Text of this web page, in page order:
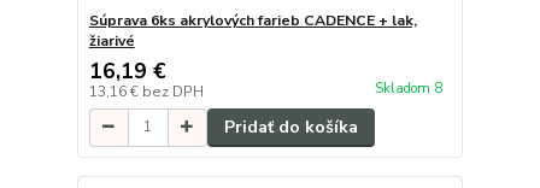
Súprava 6ks akrylových farieb CADENCE + lak,
žiarivé
16,19 €
13,16 € bez DPH Skladom 8
Pridať do košíka